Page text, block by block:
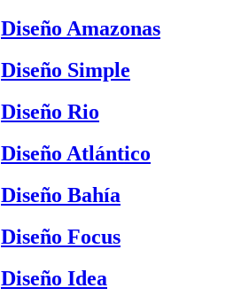
Diseño Amazonas
Diseño Simple
Diseño Rio
Diseño Atlántico
Diseño Bahía
Diseño Focus
Diseño Idea